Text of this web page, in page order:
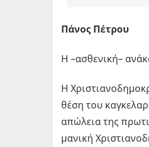
Πάνος Πέτρου
Η –ασθε­νι­κή–
Η
θέση του
απώ­λεια της
μα­νι­κή